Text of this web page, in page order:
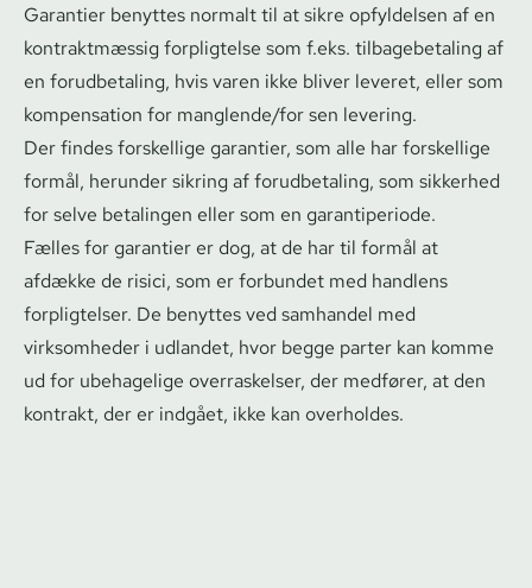
Garantier benyttes normalt til at sikre opfyldelsen af en
kontraktmæssig forpligtelse som f.eks. til­ba­ge­be­ta­ling af
en forudbetaling, hvis varen ikke bliver leveret, eller som
kompensation for manglende/for sen levering.
Der findes forskellige garantier, som alle har forskellige
formål, herunder sikring af forudbetaling, som sikkerhed
for selve betalingen eller som en garantiperiode.
Fælles for garantier er dog, at de har til formål at
afdække de risici, som er forbundet med handlens
forpligtelser. De benyttes ved samhandel med
virksomheder i udlandet, hvor begge parter kan komme
ud for ubehagelige overraskelser, der medfører, at den
kontrakt, der er indgået, ikke kan overholdes.